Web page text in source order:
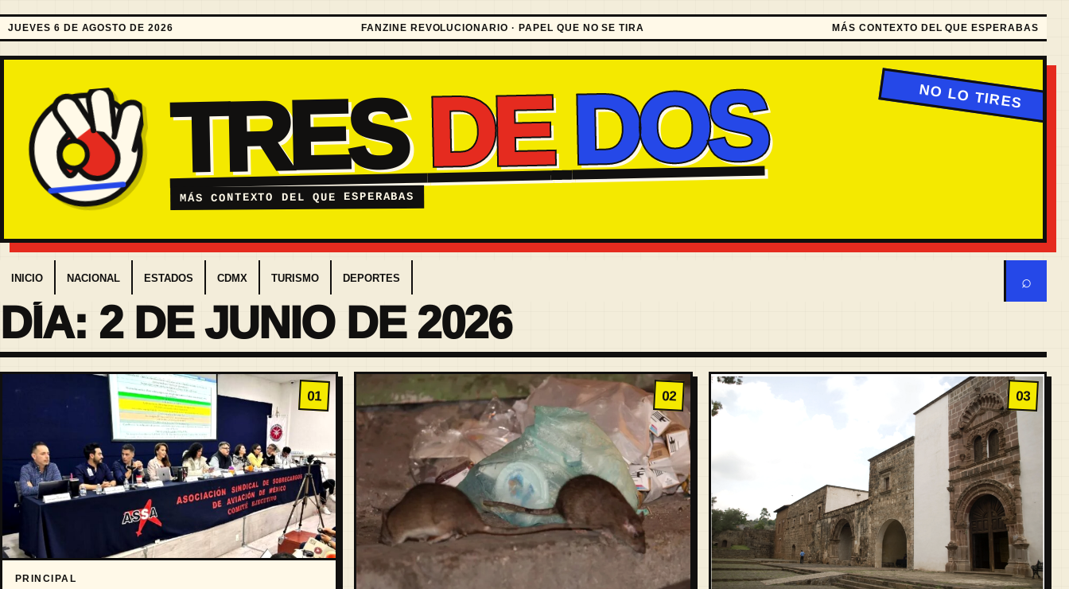
JUEVES 6 DE AGOSTO DE 2026 FANZINE REVOLUCIONARIO · PAPEL QUE NO SE TIRA MÁS CONTEXTO DEL QUE ESPERABAS
TRESDE DOS
MÁS CONTEXTO DEL QUE ESPERABAS
INICIO NACIONAL ESTADOS CDMX TURISMO DEPORTES ⌕
DÍA: 2 DE JUNIO DE 2026
01
PRINCIPAL
02 03